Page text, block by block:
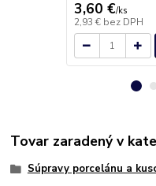
3,60 €/ks
2,93 € bez DPH
Tovar zaradený v
Súpravy porcelánu a